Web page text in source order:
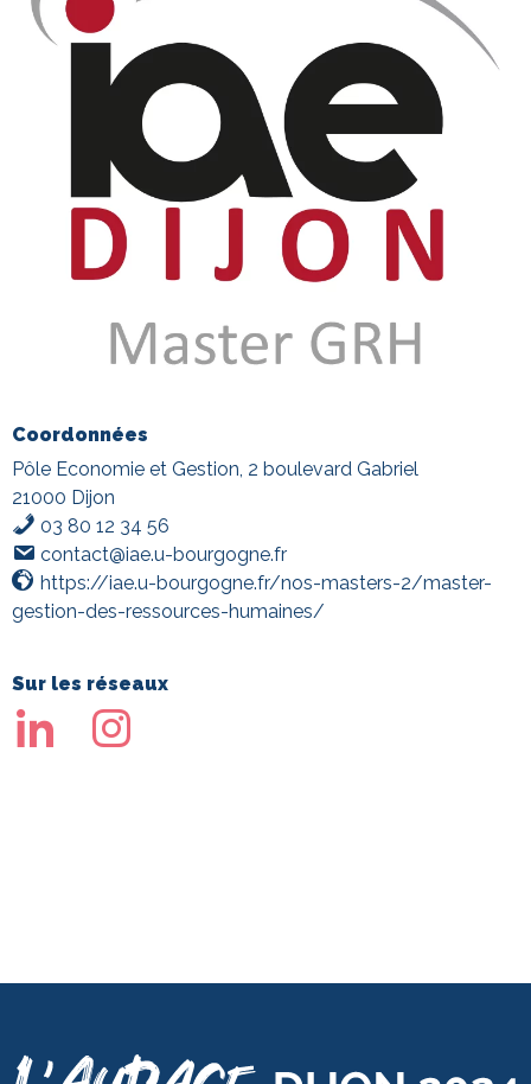
Coordonnées
Pôle Economie et Gestion, 2 boulevard Gabriel
21000 Dijon
03 80 12 34 56
contact@iae.u-bourgogne.fr
https://iae.u-bourgogne.fr/nos-masters-2/master-
gestion-des-ressources-humaines/
Sur les réseaux